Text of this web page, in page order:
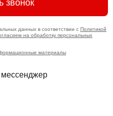
звонок
данных в соответствии с Политикой
на обработку персональных
материалы
мессенджер